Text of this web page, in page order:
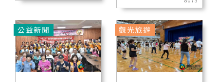
公益新聞 觀光旅遊